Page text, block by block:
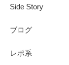
Side Story
ブログ
レポ系